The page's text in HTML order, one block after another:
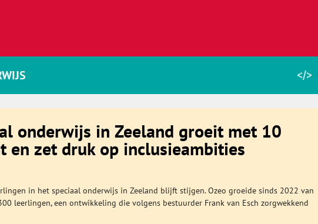
onderwijs in Zeeland groeit met 10
en zet druk op inclusieambities
in het speciaal onderwijs in Zeeland blijft stijgen. Ozeo groeide sinds 2022 van
leerlingen, een ontwikkeling die volgens bestuurder Frank van Esch zorgwekkend